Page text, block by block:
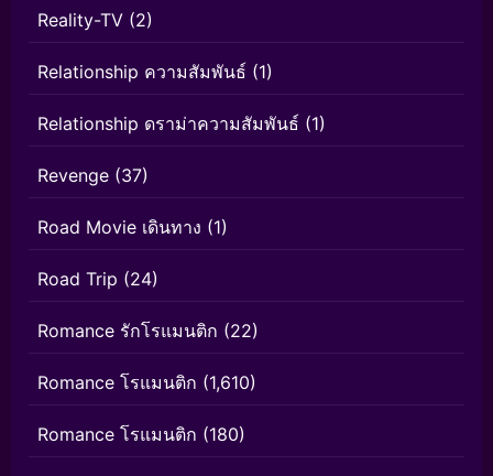
Reality-TV (2)
Relationship ความสัมพันธ์ (1)
Relationship ดราม่าความสัมพันธ์ (1)
Revenge (37)
Road Movie เดินทาง (1)
Road Trip (24)
Romance รักโรแมนติก (22)
Romance โรแมนติก (1,610)
Romance โรแมนติก (180)